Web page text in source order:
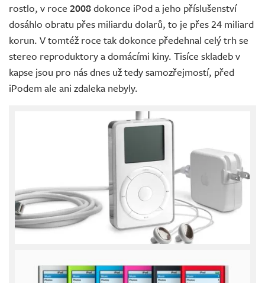
rostlo, v roce 2008dokonce iPod a jeho příslušenství
dosáhlo obratu přes miliardu dolarů, to je přes 24 miliard
korun. V tomtéž roce tak dokonce předehnal celý trh se
stereo reproduktory a domácími kiny. Tisíce skladeb v
kapse jsou pro nás dnes už tedy samozřejmostí, před
iPodem ale ani zdaleka nebyly.